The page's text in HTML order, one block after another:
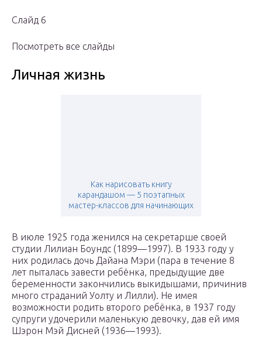
Слайд 6
Посмотреть все слайды
Личная жизнь
Как нарисовать книгу
карандашом — 5 поэтапных
мастер-классов для начинающих
В июле 1925 года женился на секретарше своей
студии Лилиан Боундс (1899—1997). В 1933 году у
них родилась дочь Дайана Мэри (пара в течение 8
лет пыталась завести ребёнка, предыдущие две
беременности закончились выкидышами, причинив
много страданий Уолту и Лилли). Не имея
возможности родить второго ребёнка, в 1937 году
супруги удочерили маленькую девочку, дав ей имя
Шэрон Мэй Дисней (1936—1993).